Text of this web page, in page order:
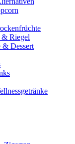
Riegel
& Dessert